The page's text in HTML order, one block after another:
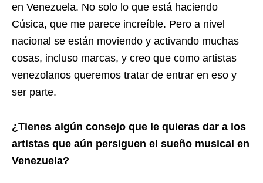
en Venezuela. No solo lo que está haciendo
Cúsica, que me parece increíble. Pero a nivel
nacional se están moviendo y activando muchas
cosas, incluso marcas, y creo que como artistas
venezolanos queremos tratar de entrar en eso y
ser parte.
¿Tienes algún consejo que le quieras dar a los
artistas que aún persiguen el sueño musical en
Venezuela?